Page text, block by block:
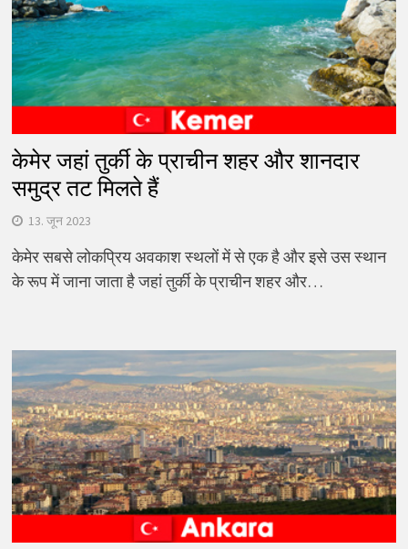
केमेर जहां तुर्की के प्राचीन शहर और शानदार
समुद्र तट मिलते हैं
13. जून 2023
केमेर सबसे लोकप्रिय अवकाश स्थलों में से एक है और इसे उस स्थान
के रूप में जाना जाता है जहां तुर्की के प्राचीन शहर और…